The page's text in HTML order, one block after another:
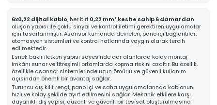
» Tırnak Grubu
» Kablo Grubu
» Halat Şişesi Grubu
» Plastik Grubu
» Konsol Grubu
» Yedek Parçalar
Kalite
» Kalite Belgelerimiz
» Kalite Politikamız
Üretim
» Üretim Hattımız
» Özel Üretim Yeteneğimiz
6x0,22 dijital kablo, her biri 0,22 mm² kesite sahip 6 damardan
oluşan yapısı ile çoklu sinyal ve kontrol iletimi gerektiren uygulamalar
için tasarlanmıştır. Asansör kumanda devreleri, pano içi bağlantılar,
otomasyon sistemleri ve kontrol hatlarında yaygın olarak tercih
edilmektedir.
Esnek bakır iletken yapısı sayesinde dar alanlarda kolay montaj
imkânı sunar ve titreşimli ortamlarda kopma riskini azaltır. Bu özellik,
özellikle asansör sistemlerinde uzun ömürlü ve güvenli kullanım
açısından önemli bir avantaj sağlar.
Turuncu dış kılıf rengi, pano içi ve saha uygulamalarında kablonun
hızlı ve kolay şekilde ayırt edilmesini sağlar. Mekanik etkilere karşı
dayanıklı dış yapısı, düzenli ve güvenli bir tesisat oluşturulmasına